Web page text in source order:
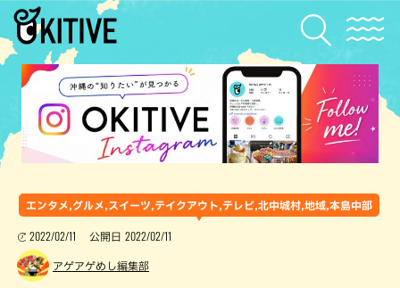
エンタメ,グルメ,スイーツ,テイクアウト,テレビ,北中城村,地域,本島中部
2022/02/11 公開日 2022/02/11
アゲアゲめし編集部